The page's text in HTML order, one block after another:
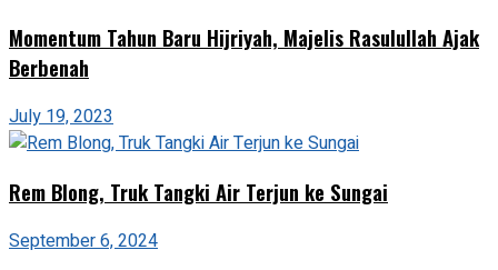
Momentum Tahun Baru Hijriyah, Majelis Rasulullah Ajak
Berbenah
July 19, 2023
Rem Blong, Truk Tangki Air Terjun ke Sungai
September 6, 2024